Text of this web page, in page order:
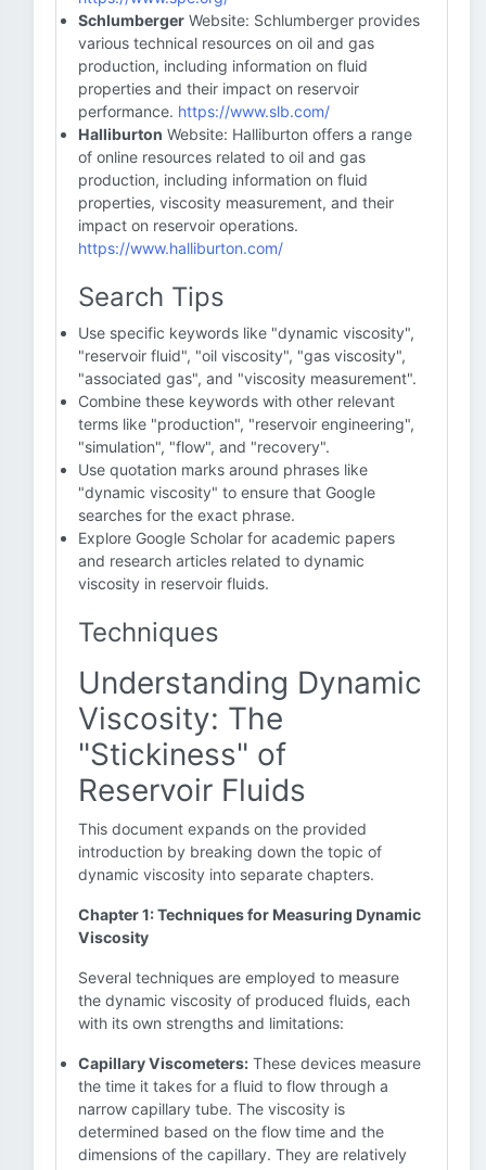
Schlumberger Website: Schlumberger provides
various technical resources on oil and gas
production, including information on fluid
properties and their impact on reservoir
performance. https://www.slb.com/
Halliburton Website: Halliburton offers a range
of online resources related to oil and gas
production, including information on fluid
properties, viscosity measurement, and their
impact on reservoir operations.
https://www.halliburton.com/
Search Tips
Use specific keywords like "dynamic viscosity",
"reservoir fluid", "oil viscosity", "gas viscosity",
"associated gas", and "viscosity measurement".
Combine these keywords with other relevant
terms like "production", "reservoir engineering",
"simulation", "flow", and "recovery".
Use quotation marks around phrases like
"dynamic viscosity" to ensure that Google
searches for the exact phrase.
Explore Google Scholar for academic papers
and research articles related to dynamic
viscosity in reservoir fluids.
Techniques
Understanding Dynamic
Viscosity: The
"Stickiness" of
Reservoir Fluids
This document expands on the provided
introduction by breaking down the topic of
dynamic viscosity into separate chapters.
Chapter 1: Techniques for Measuring Dynamic
Viscosity
Several techniques are employed to measure
the dynamic viscosity of produced fluids, each
with its own strengths and limitations:
Capillary Viscometers: These devices measure
the time it takes for a fluid to flow through a
narrow capillary tube. The viscosity is
determined based on the flow time and the
dimensions of the capillary. They are relatively